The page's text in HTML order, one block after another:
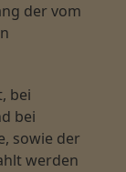
der vom
bei
bei
sowie der
werden